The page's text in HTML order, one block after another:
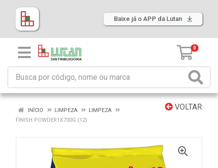
Baixe já o APP da Lutan
0
VOLTAR
INÍCIO LIMPEZA
LIMPEZA
FINISH POWDER1X700G (12)